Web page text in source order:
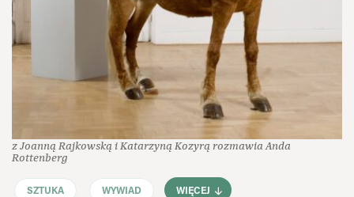
z Joanną Rajkowską i Katarzyną Kozyrą rozmawia Anda
Rottenberg
SZTUKA WYWIAD WIĘCEJ